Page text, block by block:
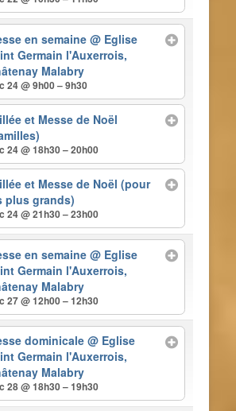
en semaine@ Eglise
Germain l'Auxerrois,
Malabry
24 @ 9h00 – 9h30
et Messe de Noël
24 @ 18h30 – 20h00
et Messe de Noël (pour
plus grands)
24 @ 21h30 – 23h00
en semaine@ Eglise
Germain l'Auxerrois,
Malabry
27 @ 12h00 – 12h30
dominicale@ Eglise
Germain l'Auxerrois,
Malabry
28 @ 18h30 – 19h30